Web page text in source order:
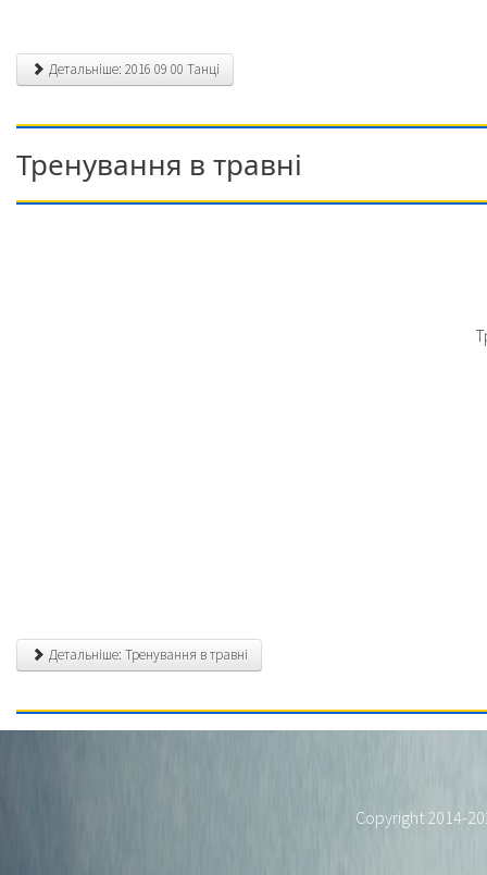
Детальніше: 2016 09 00 Танці
Тренування в травні
Детальніше: Тренування в травні
Copyright 2014-